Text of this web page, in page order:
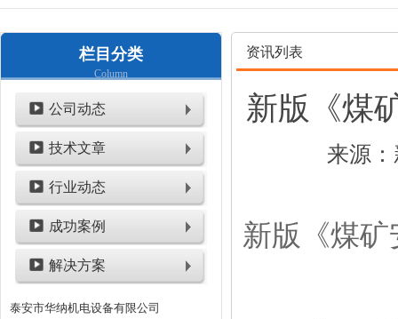
栏目分类
Column
公司动态
技术文章
行业动态
成功案例
解决方案
泰安市华纳机电设备有限公司
资讯列表
新版《煤
来源
新版《煤矿